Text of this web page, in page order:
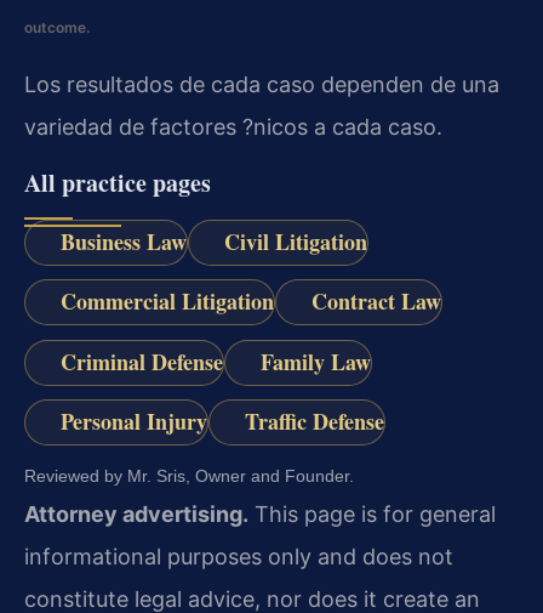
outcome.
Los resultados de cada caso dependen de una
variedad de factores ?nicos a cada caso.
All practice pages
Business Law
Civil Litigation
Commercial Litigation
Contract Law
Criminal Defense
Family Law
Personal Injury
Traffic Defense
Reviewed by Mr. Sris, Owner and Founder.
Attorney advertising. This page is for general
informational purposes only and does not
constitute legal advice, nor does it create an